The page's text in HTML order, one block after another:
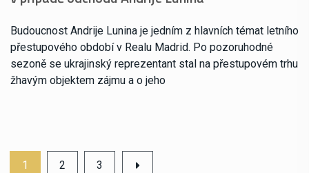
Budoucnost Andrije Lunina je jedním z hlavních témat letního
přestupového období v Realu Madrid. Po pozoruhodné
sezoně se ukrajinský reprezentant stal na přestupovém trhu
žhavým objektem zájmu a o jeho
1 2 3